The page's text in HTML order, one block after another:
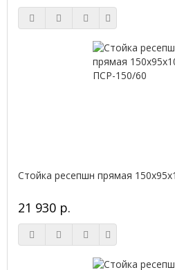
Стойка ресепшн прямая
21 930 р.